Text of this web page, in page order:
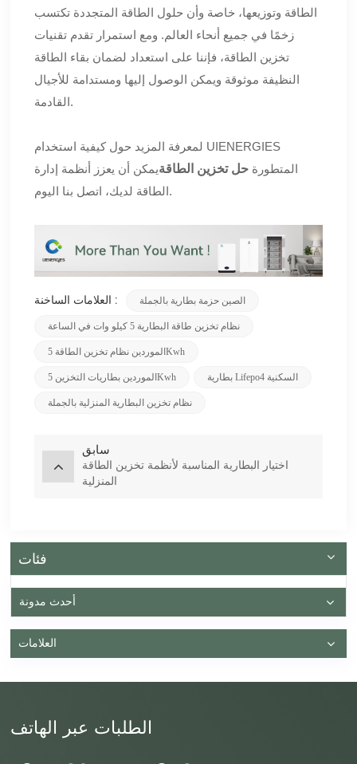
الطاقة وتوزيعها، خاصة وأن حلول الطاقة المتجددة تكتسب
زخمًا في جميع أنحاء العالم. ومع استمرار تقدم تقنيات
تخزين الطاقة، فإننا على استعداد لضمان بقاء الطاقة
النظيفة موثوقة ويمكن الوصول إليها ومستدامة للأجيال
القادمة.
لمعرفة المزيد حول كيفية استخدام UIENERGIES
المتطورة حل تخزين الطاقةيمكن أن يعزز أنظمة إدارة
الطاقة لديك، اتصل بنا اليوم.
العلامات الساخنة : الصين حزمة بطارية بالجملة
نظام تخزين طاقة البطارية 5 كيلو وات في الساعة
الموردين نظام تخزين الطاقة 5Kwh
الموردين بطاريات التخزين 5Kwh بطارية Lifepo4 السكنية
نظام تخزين البطارية المنزلية بالجملة
سابق
اختيار البطارية المناسبة لأنظمة تخزين الطاقة
المنزلية
فئات
أحدث مدونة
العلامات
الطلبات عبر الهاتف